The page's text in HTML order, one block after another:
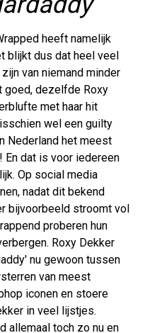
heeft namelijk
blijkt dus dat heel veel
van niemand minder
goed, dezelfde Roxy
met haar hit
wel een guilty
Nederland het meest
En dat is voor iedereen
Op social media
nadat dit bekend
bijvoorbeeld stroomt vol
proberen hun
Roxy Dekker
nu gewoon tussen
van meest
iconen en stoere
in veel lijstjes.
allemaal toch zo nu en